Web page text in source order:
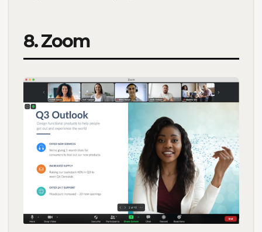
8. Zoom